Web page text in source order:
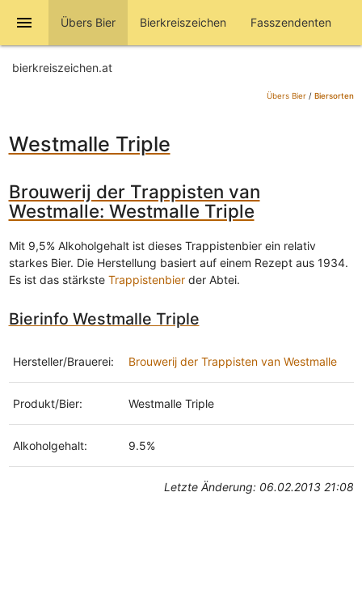
menu Übers Bier Bierkreiszeichen Fasszendenten
bierkreiszeichen.at
Übers Bier/ Biersorten
Westmalle Triple
Brouwerij der Trappisten van
Westmalle: Westmalle Triple
Mit 9,5% Alkoholgehalt ist dieses Trappistenbier ein relativ
starkes Bier. Die Herstellung basiert auf einem Rezept aus 1934.
Es ist das stärkste Trappistenbierder Abtei.
Bierinfo Westmalle Triple
Hersteller/Brauerei: Brouwerij der Trappisten van Westmalle
Produkt/Bier: Westmalle Triple
Alkoholgehalt: 9.5%
Letzte Änderung: 06.02.2013 21:08